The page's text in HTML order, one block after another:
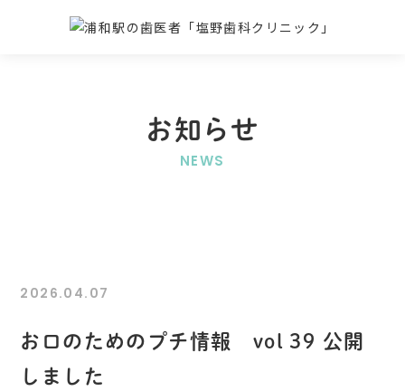
お知らせ
NEWS
2026.04.07
お口のためのプチ情報 vol 39 公開
しました